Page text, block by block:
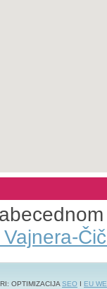
OPTIMIZACIJASEO I EU